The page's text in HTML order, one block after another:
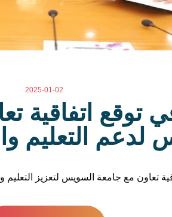
2025-01-02
توقع اتفاقية
لدعم التعليم
تعاون مع جامعة السويس لتعزيز التعليم